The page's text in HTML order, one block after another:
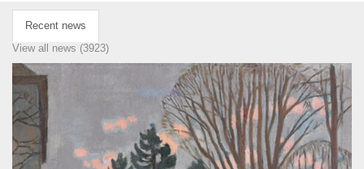
Recent news
View all news (3923)